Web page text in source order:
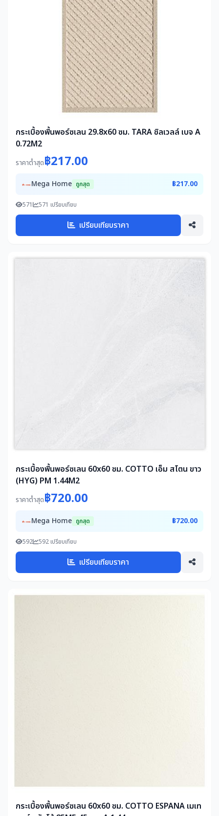
กระเบื้องพื้นพอร์ซเลน 29.8x60 ซม. TARA ซิลเวลล์ เบจ A
0.72M2
ราคาต่ำสุด฿217.00
Mega Home ถูกสุด ฿217.00
571 571 เปรียบเทียบ
เปรียบเทียบราคา
กระเบื้องพื้นพอร์ซเลน 60x60 ซม. COTTO เอ็ม สโตน ขาว
(HYG) PM 1.44M2
ราคาต่ำสุด฿720.00
Mega Home ถูกสุด ฿720.00
592 592 เปรียบเทียบ
เปรียบเทียบราคา
กระเบื้องพื้นพอร์ซเลน 60x60 ซม. COTTO ESPANA เมเท